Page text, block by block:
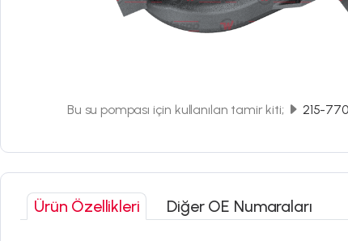
Bu su pompası için kullanılan tamir kiti; 215-
Ürün Özellikleri Diğer OE Numaraları